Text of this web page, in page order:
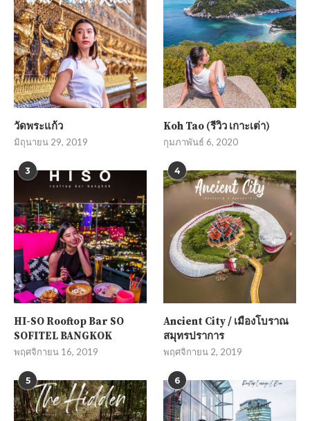
วัดพระแก้ว
มิถุนายน 29, 2019
Koh Tao (รีวิว เกาะเต่า)
กุมภาพันธ์ 6, 2020
3
HI-SO Rooftop Bar SO
SOFITEL BANGKOK
พฤศจิกายน 16, 2019
4
Ancient City / เมืองโบราณ
สมุทรปราการ
พฤศจิกายน 2, 2019
5 6